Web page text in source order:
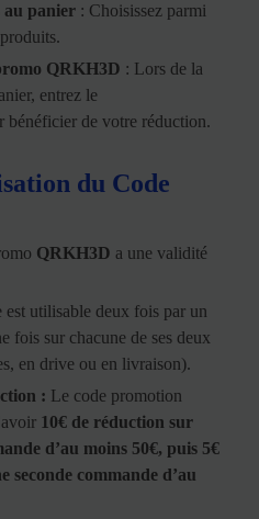
au panier : Choisissez parmi
QRKH3D : Lors de la
entrez le
bénéficier de votre réduction.
du Code
QRKH3D a une validité
est utilisable deux fois par un
fois sur chacune de ses deux
en drive ou en livraison).
: Le code promotion
10€ de réduction sur
d’au moins 50€, puis 5€
seconde commande d’au